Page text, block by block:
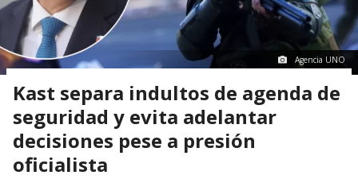
Agencia UNO
Kast separa indultos de agenda de
seguridad y evita adelantar
decisiones pese a presión
oficialista